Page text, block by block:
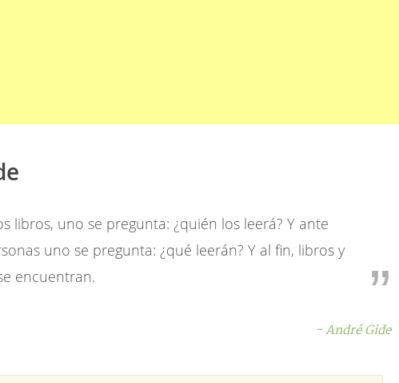
libros, uno se pregunta: ¿quién los leerá? Y ante
uno se pregunta: ¿qué leerán? Y al fin, libros y
encuentran.
- André Gide